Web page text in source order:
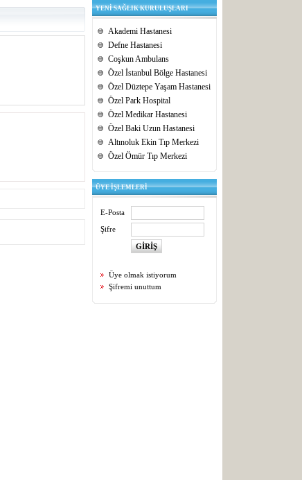
YENİ SAĞLIK KURULUŞLARI
Akademi Hastanesi
Defne Hastanesi
Coşkun Ambulans
Özel İstanbul Bölge Hastanesi
Özel Düztepe Yaşam Hastanesi
Özel Park Hospital
Özel Medikar Hastanesi
Özel Baki Uzun Hastanesi
Altınoluk Ekin Tıp Merkezi
Özel Ömür Tıp Merkezi
ÜYE İŞLEMLERİ
E-Posta
Şifre
Üye olmak istiyorum
Şifremi unuttum